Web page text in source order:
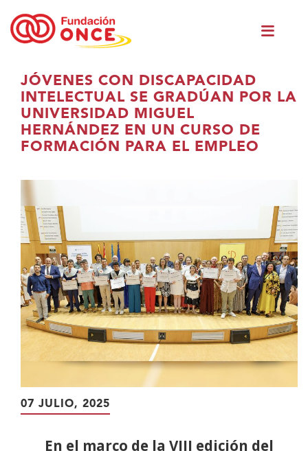
Eduki
nagusian
zaude
JÓVENES CON DISCAPACIDAD
INTELECTUAL SE GRADÚAN POR LA
UNIVERSIDAD MIGUEL
HERNÁNDEZ EN UN CURSO DE
FORMACIÓN PARA EL EMPLEO
07 JULIO, 2025
En el marco de la VIII edición del